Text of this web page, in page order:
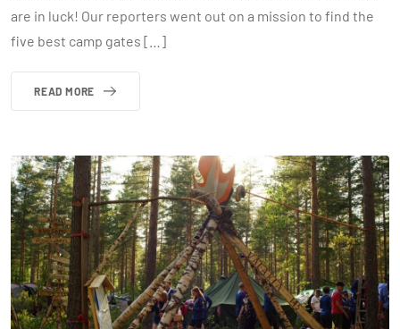
are in luck! Our reporters went out on a mission to find the
five best camp gates […]
READ MORE